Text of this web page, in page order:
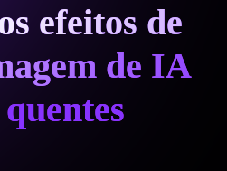
efeitos de
de IA